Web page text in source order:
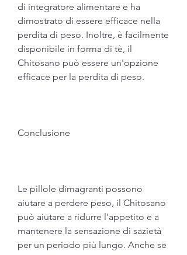
di integratore alimentare e ha
dimostrato di essere efficace nella
perdita di peso. Inoltre, è facilmente
disponibile in forma di tè, il
Chitosano può essere un'opzione
efficace per la perdita di peso.
Conclusione
Le pillole dimagranti possono
aiutare a perdere peso, il Chitosano
può aiutare a ridurre l'appetito e a
mantenere la sensazione di sazietà
per un periodo più lungo. Anche se